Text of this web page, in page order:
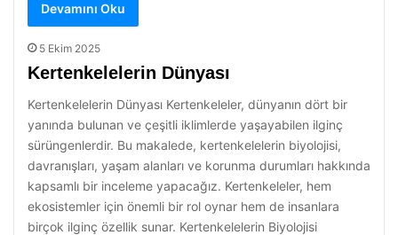
Devamını Oku
5 Ekim 2025
Kertenkelelerin Dünyası
Kertenkelelerin Dünyası Kertenkeleler, dünyanın dört bir
yanında bulunan ve çeşitli iklimlerde yaşayabilen ilginç
sürüngenlerdir. Bu makalede, kertenkelelerin biyolojisi,
davranışları, yaşam alanları ve korunma durumları hakkında
kapsamlı bir inceleme yapacağız. Kertenkeleler, hem
ekosistemler için önemli bir rol oynar hem de insanlara
birçok ilginç özellik sunar. Kertenkelelerin Biyolojisi